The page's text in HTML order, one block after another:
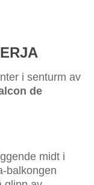
i senturm av
de
midt i
balkongen